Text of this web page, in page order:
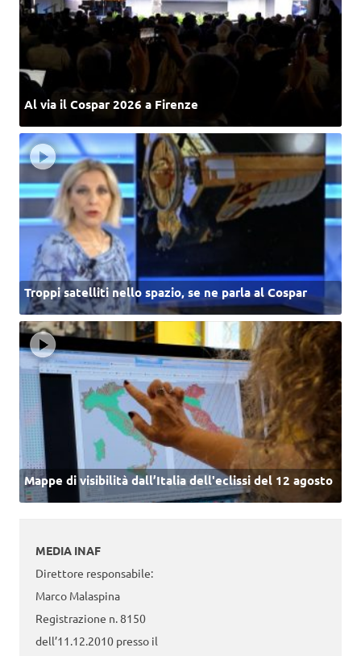
Al via il Cospar 2026 a Firenze
Troppi satelliti nello spazio, se ne parla al Cospar
Mappe di visibilità dall’Italia dell'eclissi del 12 agosto
MEDIA INAF
Direttore responsabile:
Marco Malaspina
Registrazione n. 8150
dell’11.12.2010 presso il